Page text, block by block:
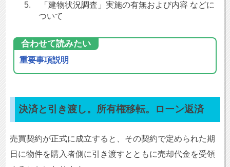
5.
「建物状況調査」実施の有無および内容 などに
ついて
合わせて読みたい
重要事項説明
決済と引き渡し。所有権移転。ローン返済
売買契約が正式に成立すると、その契約で定められた期
日に物件を購入者側に引き渡すとともに売却代金を受領